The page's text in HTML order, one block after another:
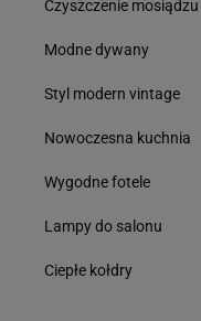
Czyszczenie mosiądzu
Modne dywany
Styl modern vintage
Nowoczesna kuchnia
Wygodne fotele
Lampy do salonu
Ciepłe kołdry